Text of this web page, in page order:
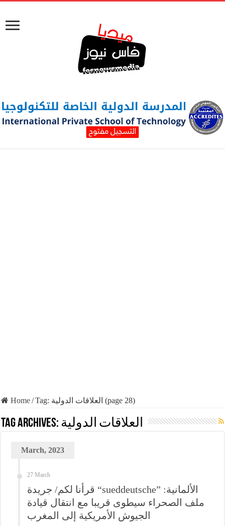
Home/Tag: العلاقات الدولية (page 28)
Tag Archives: العلاقات الدولية
March, 2023
27 March
قرأنا لكم/ جريدة “sueddeutsche” الألمانية:
ملف الصحراء سيطوى قريبا مع انتقال قيادة
الجيوش الأمريكية إلى المغرب